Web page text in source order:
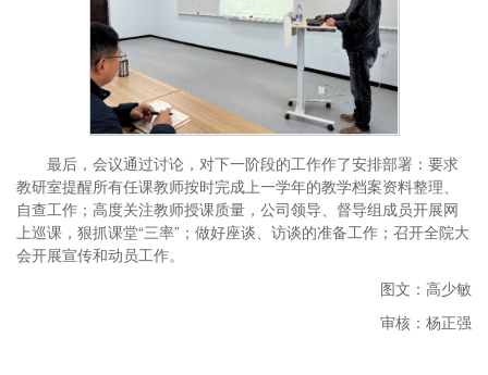
最后，会议通过讨论，对下一阶段的工作作了安排部署：要求
教研室提醒所有任课教师按时完成上一学年的教学档案资料整理、
自查工作；高度关注教师授课质量，公司领导、督导组成员开展网
上巡课，狠抓课堂“三率”；做好座谈、访谈的准备工作；召开全院大
会开展宣传和动员工作。
图文：高少敏
审核：杨正强